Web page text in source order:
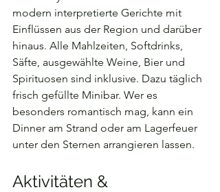
modern interpretierte Gerichte mit
Einflüssen aus der Region und darüber
hinaus. Alle Mahlzeiten, Softdrinks,
Säfte, ausgewählte Weine, Bier und
Spirituosen sind inklusive. Dazu täglich
frisch gefüllte Minibar. Wer es
besonders romantisch mag, kann ein
Dinner am Strand oder am Lagerfeuer
unter den Sternen arrangieren lassen.
Aktivitäten &